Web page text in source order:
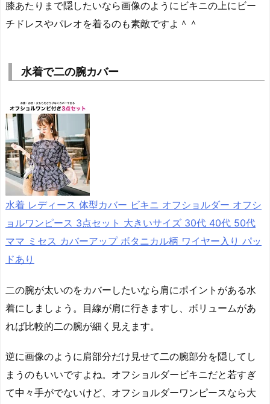
膝あたりまで隠したいなら画像のようにビキニの上にビー
チドレスやパレオを着るのも素敵ですよ＾＾
水着で二の腕カバー
水着 レディース 体型カバー ビキニ オフショルダー オフシ
ョルワンピース 3点セット 大きいサイズ 30代 40代 50代
ママ ミセス カバーアップ ボタニカル柄 ワイヤー入り パッ
ドあり
二の腕が太いのをカバーしたいなら肩にポイントがある水
着にしましょう。目線が肩に行きますし、ボリュームがあ
れば比較的二の腕が細く見えます。
逆に画像のように肩部分だけ見せて二の腕部分を隠してし
まうのもいいですよね。オフショルダービキニだと若すぎ
て中々手がでないけど、オフショルダーワンピースなら大